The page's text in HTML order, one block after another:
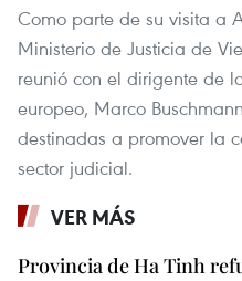
Como parte de su visita a
Ministerio de Justicia de
reunió con el dirigente de
europeo, Marco
destinadas a promover la
sector judicial.
VER MÁS
Provincia de Ha Tinh